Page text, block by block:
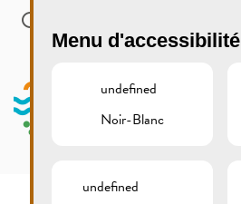
Skip to main content
Menu d'accessibilité
undefined
Noir-Blanc
undefined